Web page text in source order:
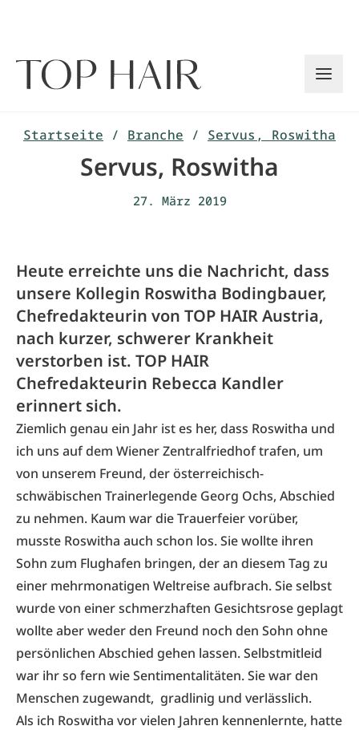
Startseite / Branche / Servus, Roswitha
Servus, Roswitha
27. März 2019
Heute erreichte uns die Nachricht, dass
unsere Kollegin Roswitha Bodingbauer,
Chefredakteurin von TOP HAIR Austria,
nach kurzer, schwerer Krankheit
verstorben ist. TOP HAIR
Chefredakteurin Rebecca Kandler
erinnert sich.
Ziemlich genau ein Jahr ist es her, dass Roswitha und
ich uns auf dem Wiener Zentralfriedhof trafen, um
von unserem Freund, der österreichisch-
schwäbischen Trainerlegende Georg Ochs, Abschied
zu nehmen. Kaum war die Trauerfeier vorüber,
musste Roswitha auch schon los. Sie wollte ihren
Sohn zum Flughafen bringen, der an diesem Tag zu
einer mehrmonatigen Weltreise aufbrach. Sie selbst
wurde von einer schmerzhaften Gesichtsrose geplagt
wollte aber weder den Freund noch den Sohn ohne
persönlichen Abschied gehen lassen. Selbstmitleid
war ihr so fern wie Sentimentalitäten. Sie war den
Menschen zugewandt, gradlinig und verlässlich.
Als ich Roswitha vor vielen Jahren kennenlernte, hatte